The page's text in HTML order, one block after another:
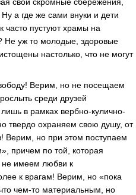
а где же сами внуки и дети
часто пустуют храмы на
Не уж то молодые, здоровые
настолько, что не могут
Верим, но не посещаем
среди друзей
в рамках вербно-кулично-
твердо охраняем свою душу, от
Верим, но при этом поступаем
причем по той, которая
имеем любви к
к врагам! Верим, но «пока
чем-то материальным, но